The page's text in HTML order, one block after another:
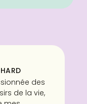
des
de la vie,